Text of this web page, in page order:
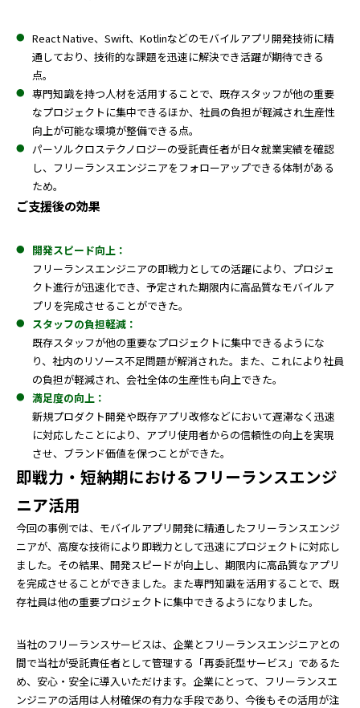
React Native、Swift、Kotlinなどのモバイルアプリ開発技術に精
通しており、技術的な課題を迅速に解決でき活躍が期待できる
点。
専門知識を持つ人材を活用することで、既存スタッフが他の重要
なプロジェクトに集中できるほか、社員の負担が軽減され生産性
向上が可能な環境が整備できる点。
パーソルクロステクノロジーの受託責任者が日々就業実績を確認
し、フリーランスエンジニアをフォローアップできる体制がある
ため。
ご支援後の効果
開発スピード向上：
フリーランスエンジニアの即戦力としての活躍により、プロジェ
クト進行が迅速化でき、予定された期限内に高品質なモバイルア
プリを完成させることができた。
スタッフの負担軽減：
既存スタッフが他の重要なプロジェクトに集中できるようにな
り、社内のリソース不足問題が解消された。また、これにより社員
の負担が軽減され、会社全体の生産性も向上できた。
満足度の向上：
新規プロダクト開発や既存アプリ改修などにおいて遅滞なく迅速
に対応したことにより、アプリ使用者からの信頼性の向上を実現
させ、ブランド価値を保つことができた。
即戦力・短納期におけるフリーランスエンジ
ニア活用
今回の事例では、モバイルアプリ開発に精通したフリーランスエンジ
ニアが、高度な技術により即戦力として迅速にプロジェクトに対応し
ました。その結果、開発スピードが向上し、期限内に高品質なアプリ
を完成させることができました。また専門知識を活用することで、既
存社員は他の重要プロジェクトに集中できるようになりました。
当社のフリーランスサービスは、企業とフリーランスエンジニアとの
間で当社が受託責任者として管理する「再委託型サービス」であるた
め、安心・安全に導入いただけます。企業にとって、フリーランスエ
ンジニアの活用は人材確保の有力な手段であり、今後もその活用が注